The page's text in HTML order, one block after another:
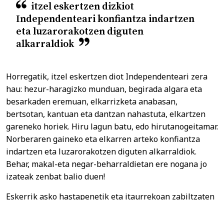
itzel eskertzen dizkiot
Independenteari konfiantza indartzen
eta luzarorakotzen diguten
alkarraldiok
Horregatik, itzel eskertzen diot Independenteari zera
hau: hezur-haragizko munduan, begirada algara eta
besarkaden eremuan, elkarrizketa anabasan,
bertsotan, kantuan eta dantzan nahastuta, elkartzen
gareneko horiek. Hiru lagun batu, edo hirutanogeitamar.
Norberaren gaineko eta elkarren arteko konfiantza
indartzen eta luzarorakotzen diguten alkarraldiok.
Behar, makal-eta negar-beharraldietan ere nogana jo
izateak zenbat balio duen!
Eskerrik asko hastapenetik eta itaurrekoan zabiltzaten